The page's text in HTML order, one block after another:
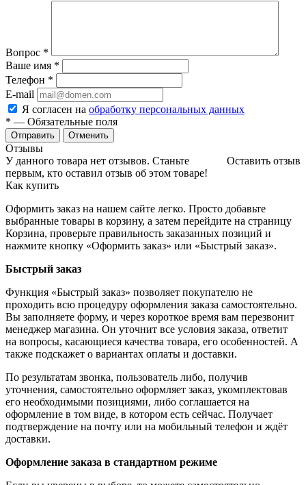
Вопрос *
Ваше имя *
Телефон *
E-mail
Я согласен на обработку персональных данных
* — Обязательные поля
Отменить
Отзывы
Оставить отзыв
У данного товара нет отзывов. Станьте
первым, кто оставил отзыв об этом товаре!
Как купить
Оформить заказ на нашем сайте легко. Просто добавьте
выбранные товары в корзину, а затем перейдите на страницу
Корзина, проверьте правильность заказанных позиций и
нажмите кнопку «Оформить заказ» или «Быстрый заказ».
Быстрый заказ
Функция «Быстрый заказ» позволяет покупателю не
проходить всю процедуру оформления заказа самостоятельно.
Вы заполняете форму, и через короткое время вам перезвонит
менеджер магазина. Он уточнит все условия заказа, ответит
на вопросы, касающиеся качества товара, его особенностей. А
также подскажет о вариантах оплаты и доставки.
По результатам звонка, пользователь либо, получив
уточнения, самостоятельно оформляет заказ, укомплектовав
его необходимыми позициями, либо соглашается на
оформление в том виде, в котором есть сейчас. Получает
подтверждение на почту или на мобильный телефон и ждёт
доставки.
Оформление заказа в стандартном режиме